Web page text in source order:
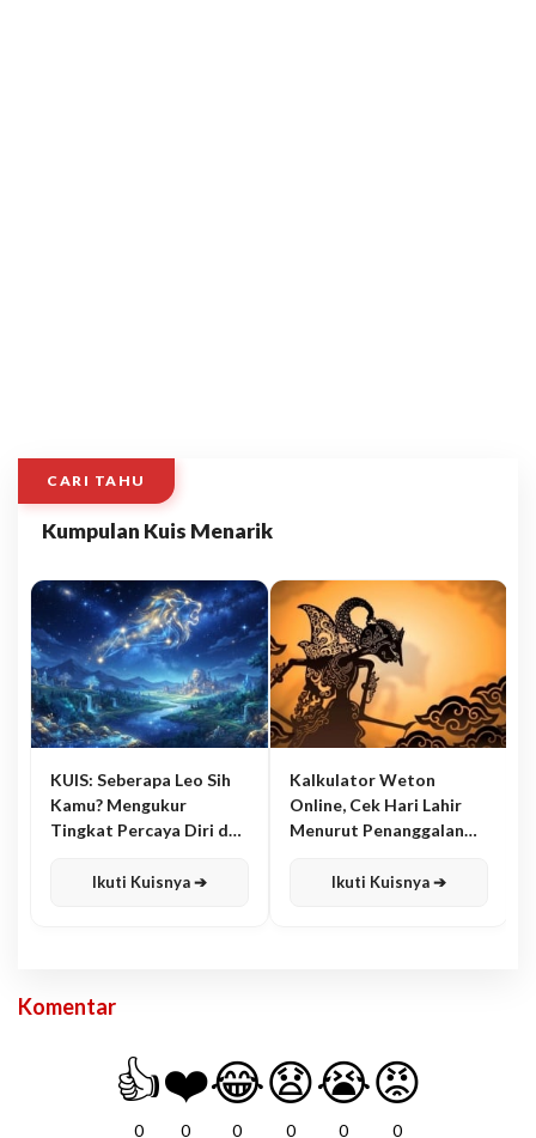
CARI TAHU
Kumpulan Kuis Menarik
KUIS: Seberapa Leo Sih
Kamu? Mengukur
Tingkat Percaya Diri dan
Ikuti Kuisnya ➔
Kalkulator Weton
Online, Cek Hari Lahir
Menurut Penanggalan
Ikuti Kuisnya ➔
Komentar
👍
0
❤️
0
😂
0
😧
0
😭
0
😡
0